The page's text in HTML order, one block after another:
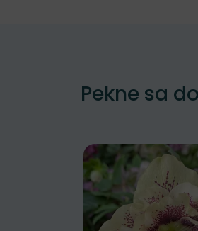
Pekne sa